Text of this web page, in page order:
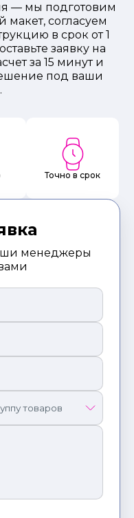
— мы подготовим
согласуем
в срок от 1
заявку на
за 15 минут и
под ваши
Точно в срок
менеджеры